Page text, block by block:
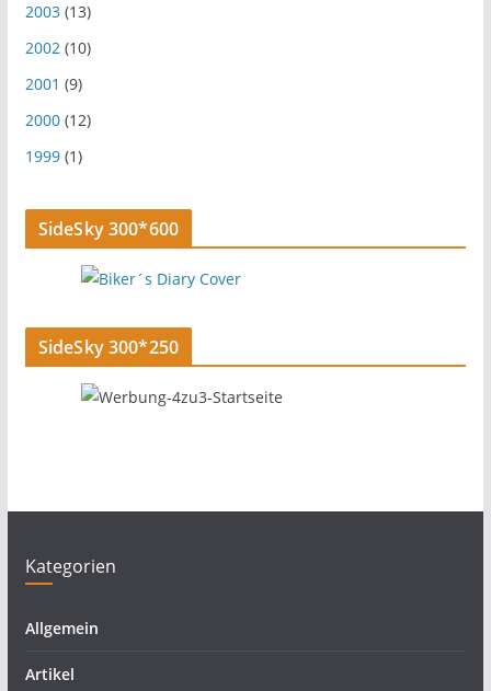
2003(13)
2002(10)
2001 (9)
2000(12)
1999(1)
SideSky 300*600
SideSky 300*250
Kategorien
Allgemein
Artikel